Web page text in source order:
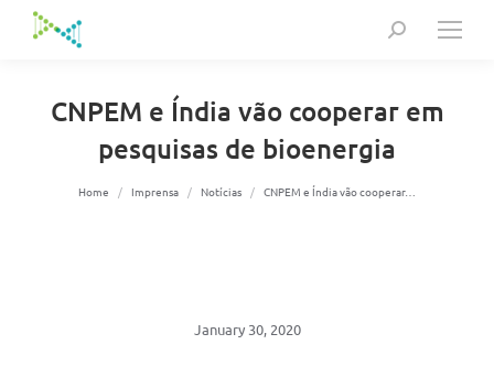
Search:
CNPEM e Índia vão cooperar em
pesquisas de bioenergia
You are here:
Home Imprensa Notícias CNPEM e Índia vão cooperar…
January 30, 2020